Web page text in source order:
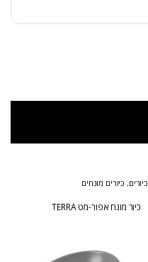
כיורים, כיורים מונחים
כיור מונח אפור-מט TERRA